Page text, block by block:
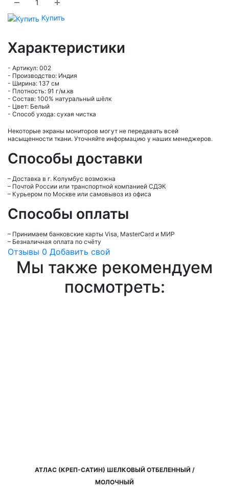
Купить
Характеристики
- Артикул: 002
- Производство: Индия
- Ширина: 137 см
- Плотность: 91 г/м.кв
- Состав: 100% натуральный шёлк
- Цвет: Белый
- Способ ухода: сухая чистка
Некоторые экраны мониторов могут не передавать всей
насыщенности ткани. Уточняйте информацию у наших менеджеров.
Способы доставки
– Доставка в г. Колумбусвозможна
– Почтой России или транспортной компанией СДЭК
– Курьером по Москве или самовывоз из офиса
Способы оплаты
– Принимаем банковские карты Visa, MasterCard и МИР
– Безналичная оплата по счёту
Отзывы0 Добавить свой
Мы также рекомендуем
посмотреть:
АТЛАС (КРЕП-САТИН) ШЕЛКОВЫЙ ОТБЕЛЕННЫЙ /
МОЛОЧНЫЙ